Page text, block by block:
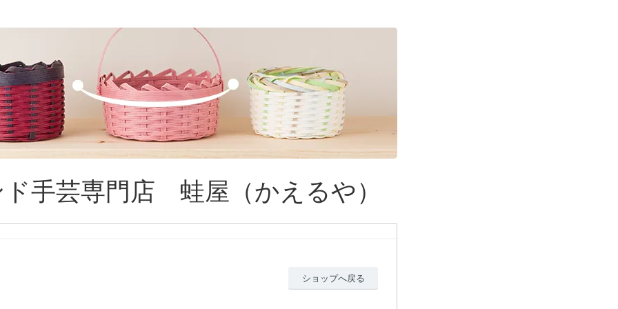
手芸専門店 蛙屋（かえるや）
ショップへ戻る